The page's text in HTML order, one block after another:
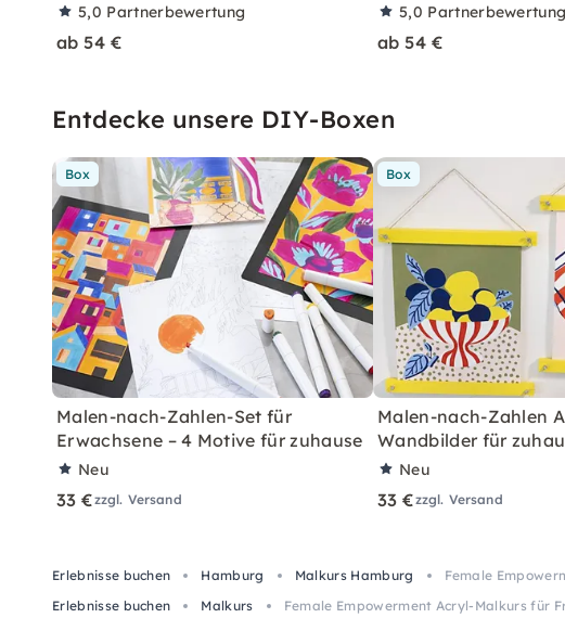
5,0 Partnerbewertung
ab 54 €
5,0 Partnerbewertung
ab 54 €
Entdecke unsere DIY-Boxen
Box
Malen-nach-Zahlen-Set für
Erwachsene – 4 Motive für zuhause
Neu
33 €zzgl. Versand
Box
Malen-nach-Zahlen
Wandbilder für
Neu
33 €zzgl. Versand
Erlebnisse buchen Hamburg Malkurs Hamburg
Female
Erlebnisse buchen
Malkurs Female Empowerment Acryl-Malkurs für